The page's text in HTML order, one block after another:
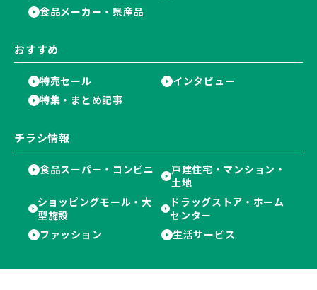
食品メーカー・県産品
おすすめ
特売セール
インタビュー
特集・まとめ記事
チラシ情報
食品スーパー・コンビニ
戸建住宅・マンション・
土地
ショッピングモール・大
型施設
ドラッグストア・ホーム
センター
ファッション
生活サービス